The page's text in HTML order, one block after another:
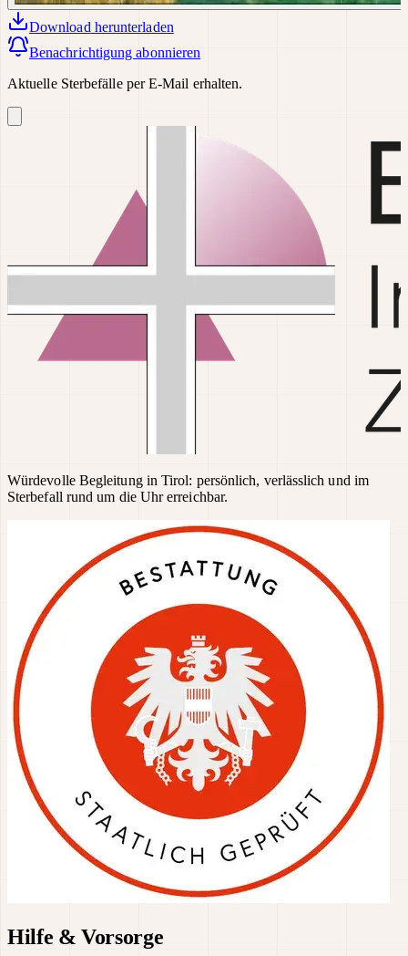
Download herunterladen
Benachrichtigung abonnieren
Aktuelle Sterbefälle per E-Mail erhalten.
Würdevolle Begleitung in Tirol: persönlich, verlässlich und im
Sterbefall rund um die Uhr erreichbar.
Hilfe & Vorsorge